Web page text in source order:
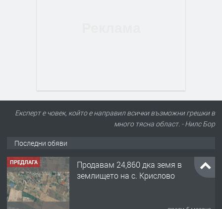
Експерт е човек, който е направил всички възможни грешки в
много тясна област. - Нилс Бор
Последни обяви
ПРЕДЛАГА
Продавам 24,860 дка земя в
землището на с. Крислово